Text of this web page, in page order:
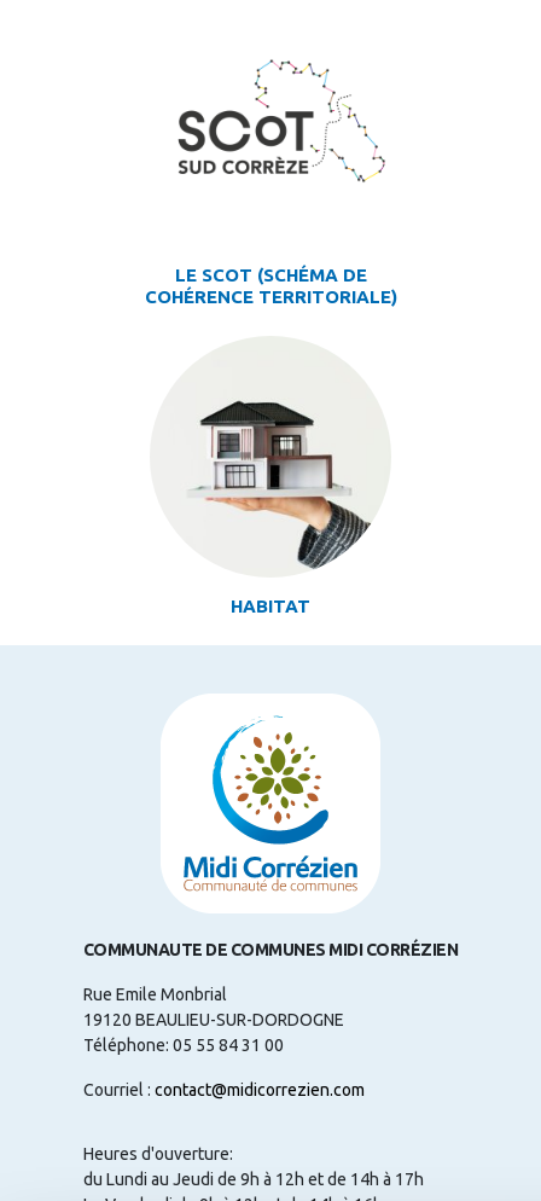
LE SCOT (SCHÉMA DE
COHÉRENCE TERRITORIALE)
HABITAT
COMMUNAUTE DE COMMUNES MIDI CORRÉZIEN
Rue Emile Monbrial
19120 BEAULIEU-SUR-DORDOGNE
Téléphone: 05 55 84 31 00
Courriel : contact@midicorrezien.com
Heures d'ouverture:
du Lundi au Jeudi de 9h à 12h et de 14h à 17h